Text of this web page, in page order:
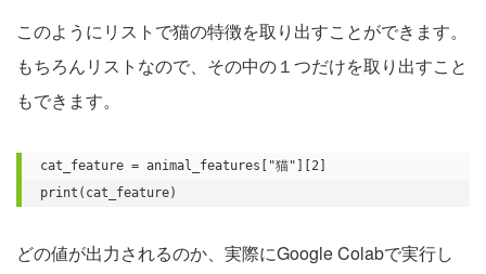
このようにリストで猫の特徴を取り出すことができます。
もちろんリストなので、その中の１つだけを取り出すこと
もできます。
cat_feature = animal_features["猫"][2]
print(cat_feature)
どの値が出力されるのか、実際にGoogle Colabで実行し